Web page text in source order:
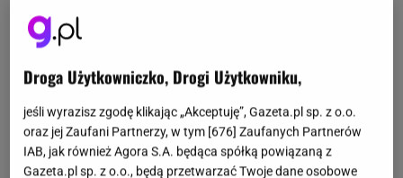
latach 90. mają szansę na komplet. Zmierz się z
naszym quizem wiedzy i sprawdź, czy pamiętasz
największe hity sprzed lat!
Droga Użytkowniczko, Drogi Użytkowniku,
jeśli wyrazisz zgodę klikając „Akceptuję”, Gazeta.pl sp. z o.o.
oraz jej Zaufani Partnerzy, w tym [676] Zaufanych Partnerów
IAB, jak również Agora S.A. będąca spółką powiązaną z
Gazeta.pl sp. z o.o., będą przetwarzać Twoje dane osobowe